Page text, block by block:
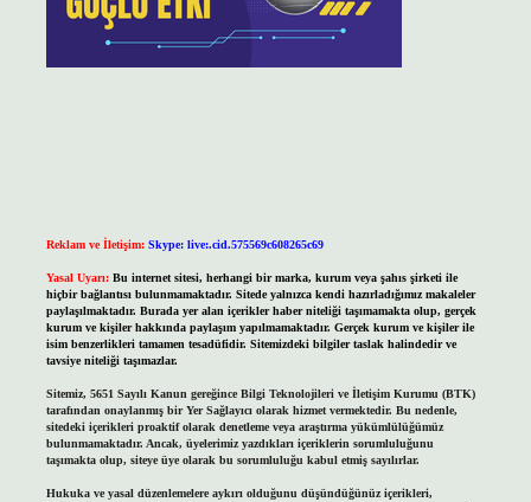
Reklam ve İletişim: Skype: live:.cid.575569c608265c69
Yasal Uyarı: Bu internet sitesi, herhangi bir marka, kurum veya şahıs şirketi ile
hiçbir bağlantısı bulunmamaktadır. Sitede yalnızca kendi hazırladığımız makaleler
paylaşılmaktadır. Burada yer alan içerikler haber niteliği taşımamakta olup, gerçek
kurum ve kişiler hakkında paylaşım yapılmamaktadır. Gerçek kurum ve kişiler ile
isim benzerlikleri tamamen tesadüfidir. Sitemizdeki bilgiler taslak halindedir ve
tavsiye niteliği taşımazlar.
Sitemiz, 5651 Sayılı Kanun gereğince Bilgi Teknolojileri ve İletişim Kurumu (BTK)
tarafından onaylanmış bir Yer Sağlayıcı olarak hizmet vermektedir. Bu nedenle,
sitedeki içerikleri proaktif olarak denetleme veya araştırma yükümlülüğümüz
bulunmamaktadır. Ancak, üyelerimiz yazdıkları içeriklerin sorumluluğunu
taşımakta olup, siteye üye olarak bu sorumluluğu kabul etmiş sayılırlar.
Hukuka ve yasal düzenlemelere aykırı olduğunu düşündüğünüz içerikleri,